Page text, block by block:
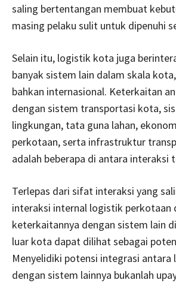
saling bertentangan membuat
masing pelaku sulit untuk dipenuhi
Selain itu, logistik kota juga
banyak sistem lain dalam skala
bahkan internasional. Keterkaitan
dengan sistem transportasi kota,
lingkungan, tata guna lahan,
perkotaan, serta infrastruktur
adalah beberapa di antara interaksi
Terlepas dari sifat interaksi yang
interaksi internal logistik perkotaan
keterkaitannya dengan sistem lain
luar kota dapat dilihat sebagai
Menyelidiki potensi integrasi
dengan sistem lainnya bukanlah